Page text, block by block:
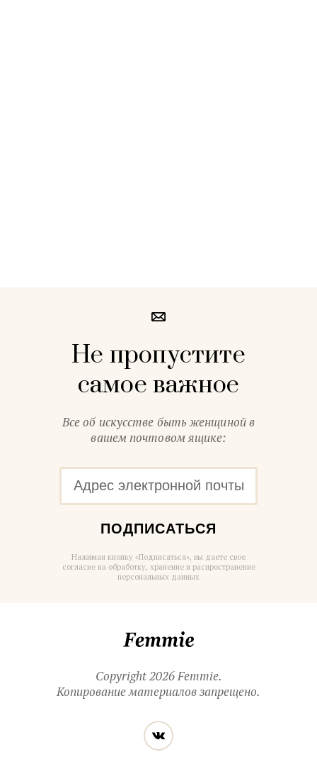
Не пропустите
самое важное
Все об искусстве быть женщиной в
вашем почтовом ящике:
ПОДПИСАТЬСЯ
Нажимая кнопку «Подписаться», вы даете свое
согласие на обработку, хранение и распространение
персональных данных
Copyright 2026 Femmie.
Копирование материалов запрещено.
Читайте
нас
в социальных